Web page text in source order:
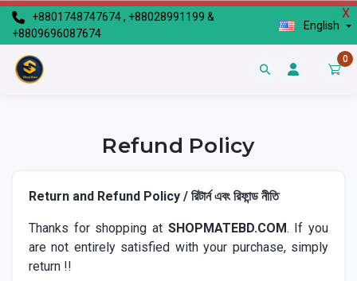
X
+8801748747674 , +88028991199 &
+8809696087674
English
0
Refund Policy
Return and Refund Policy / রিটার্ন এবং রিফান্ড নীতি
Thanks for shopping at SHOPMATEBD.COM. If you
are not entirely satisfied with your purchase, simply
return !!